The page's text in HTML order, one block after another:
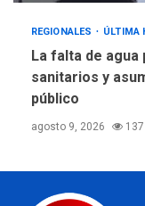
REGIONALES ÚLTIMA
La falta de agua
sanitarios y
público
agosto 9, 2026 137